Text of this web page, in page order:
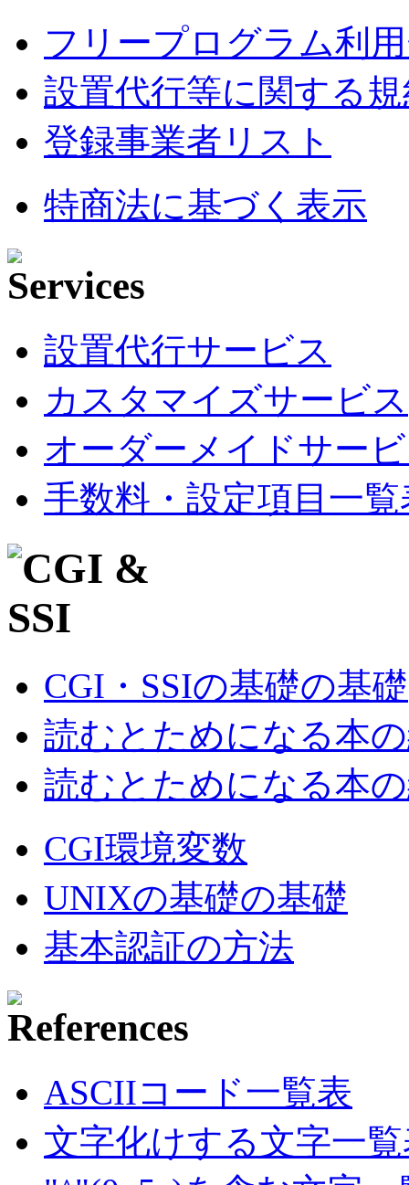
フリープログラム利
設置代行等に関する
登録事業者リスト
特商法に基づく表示
設置代行サービス
カスタマイズサービス
オーダーメイドサー
手数料・設定項目一覧
CGI・SSIの基礎の基礎
読むとためになる本
読むとためになる本
CGI環境変数
UNIXの基礎の基礎
基本認証の方法
ASCIIコード一覧表
文字化けする文字一